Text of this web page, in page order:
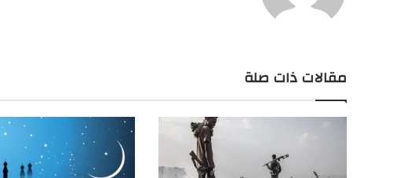
مقالات ذات صلة